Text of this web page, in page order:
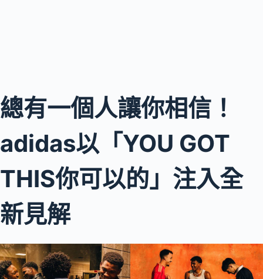
總有一個人讓你相信！
adidas以「YOU GOT
THIS你可以的」注入全
新見解